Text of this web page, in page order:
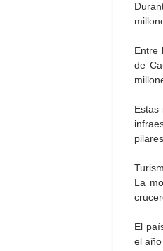
Entre
de
Estas
La
El
el